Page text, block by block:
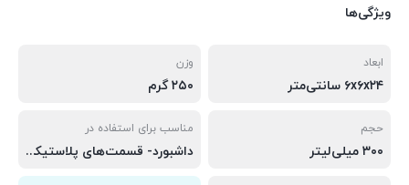
ویژگی‌ها
ابعاد
۶x۶x۲۴ سانتی‌متر
وزن
۲۵۰ گرم
حجم
۳۰۰ میلی‌لیتر
مناسب برای استفاده در
داشبورد- قسمت‌های پلاستیکی -قسمت‌‌های چرمی